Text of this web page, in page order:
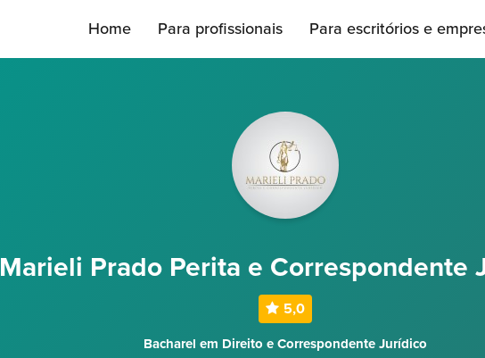
Home Para profissionais Para escritórios e
Marieli Prado Perita e Correspondente
5,0
Bacharel em Direito e Correspondente Jurídico